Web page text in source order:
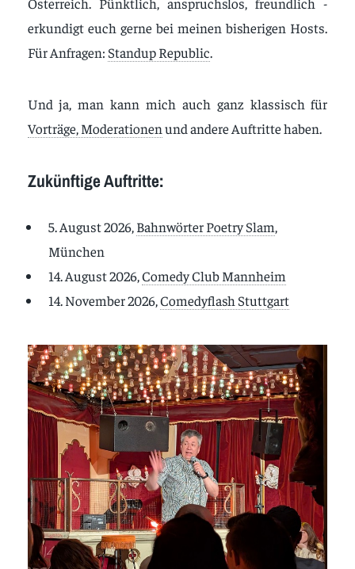
erkundigt euch gerne bei meinen bisherigen Hosts.
Für Anfragen: Standup Republic.
Und ja, man kann mich auch ganz klassisch für
Vorträge, Moderationenund andere Auftritte haben.
Zukünftige Auftritte:
5. August 2026,Bahnwörter Poetry Slam,
München
14. August 2026,Comedy Club Mannheim
14. November 2026,Comedyflash Stuttgart